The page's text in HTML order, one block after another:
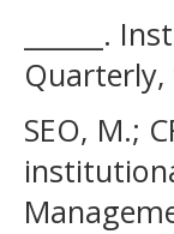
______.
Quarterly,
SEO, M.;